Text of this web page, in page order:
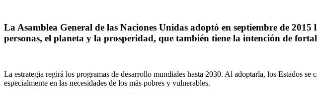
La Asamblea General de las Naciones Unidas adoptó en septiembre de
personas, el planeta y la prosperidad, que también tiene la intención de
La estrategia regirá los programas de desarrollo mundiales hasta 2030. Al adoptarla, los Estados
especialmente en las necesidades de los más pobres y vulnerables.